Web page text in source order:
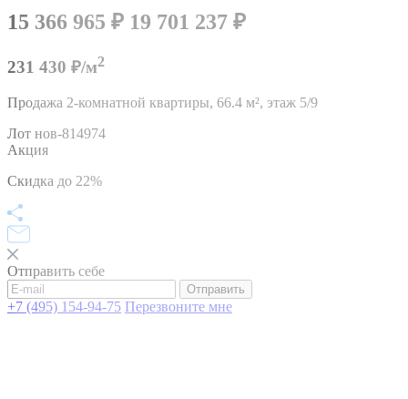
15 366 965 ₽ 19 701 237 ₽
231 430 ₽/м2
Продажа 2-комнатной квартиры, 66.4 м², этаж 5/9
Лот нов-814974
Акция
Скидка до 22%
Отправить себе
Отправить
+7 (495) 154-94-75 Перезвоните мне